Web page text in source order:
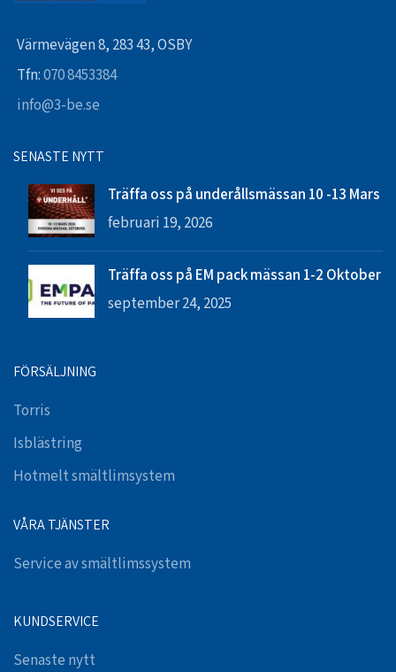
Värmevägen 8, 283 43, OSBY
Tfn:070 8453384
info@3-be.se
SENASTE NYTT
Träffa oss på underållsmässan 10 -13 Mars
februari 19, 2026
Träffa oss på EM pack mässan 1-2 Oktober
september 24, 2025
FÖRSÄLJNING
Torris
Isblästring
Hotmelt smältlimsystem
VÅRA TJÄNSTER
Service av smältlimssystem
KUNDSERVICE
Senaste nytt